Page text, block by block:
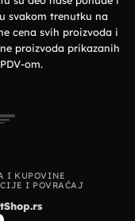
svakom trenutku na
cena svih proizvoda i
proizvoda prikazanih
om.
I KUPOVINE
I POVRAĆAJ